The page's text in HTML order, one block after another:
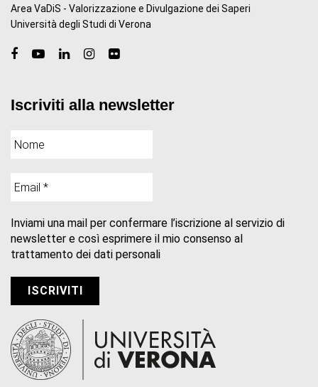
Area VaDiS - Valorizzazione e Divulgazione dei Saperi
Università degli Studi di Verona
Iscriviti alla newsletter
Inviami una mail per confermare l’iscrizione al servizio di
newsletter e così esprimere il mio consenso al
trattamento dei dati personali